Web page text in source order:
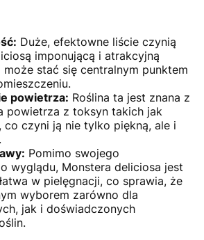
Duże, efektowne liście czynią
imponującą i atrakcyjną
może stać się centralnym punktem
powietrza: Roślina ta jest znana z
powietrza z toksyn takich jak
co czyni ją nie tylko piękną, ale i
Pomimo swojego
wyglądu, Monstera deliciosa jest
w pielęgnacji, co sprawia, że
wyborem zarówno dla
jak i doświadczonych